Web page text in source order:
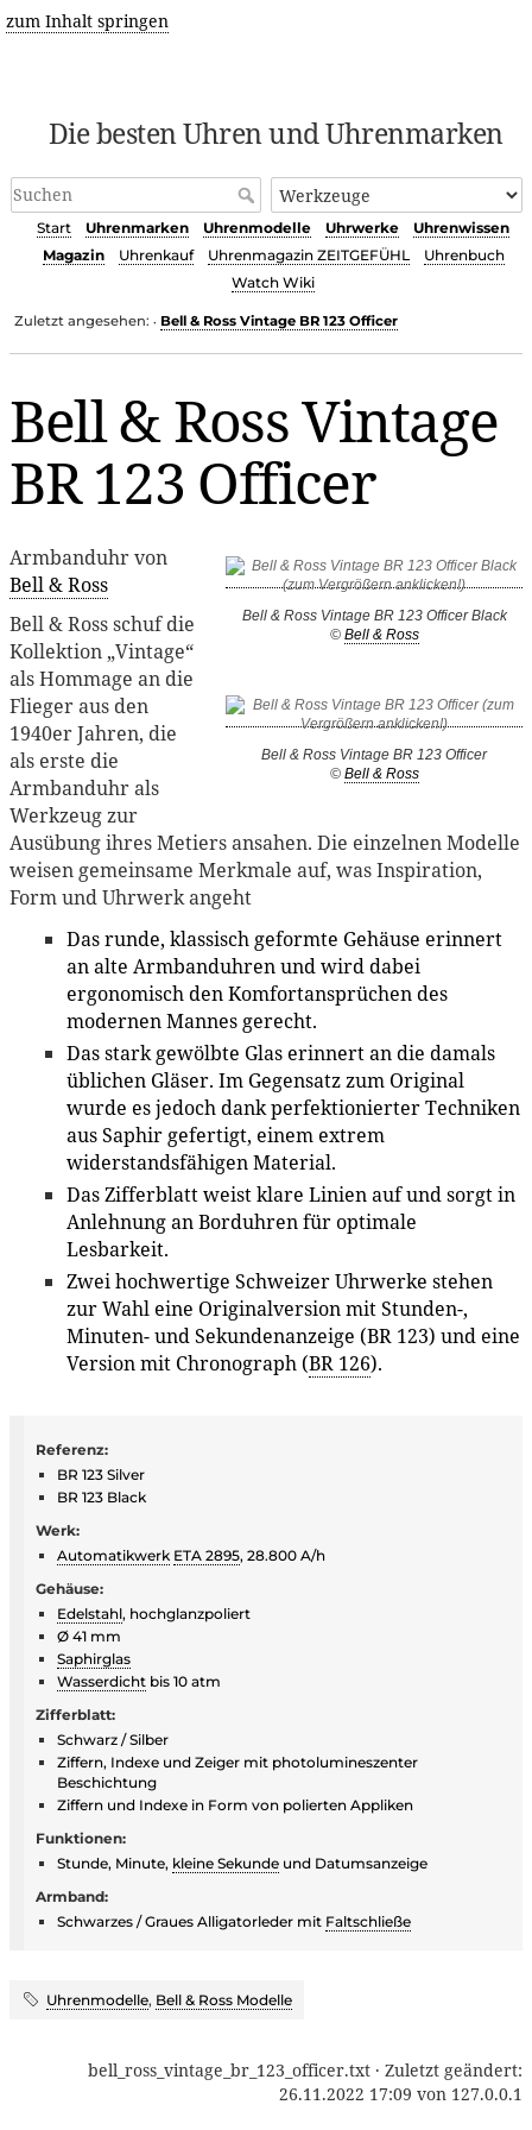
zum Inhalt springen
Die besten Uhren und Uhrenmarken
Start Uhrenmarken Uhrenmodelle Uhrwerke
Uhrenwissen
Magazin
Uhrenkauf Uhrenmagazin ZEITGEFÜHL
Uhrenbuch
Watch Wiki
Zuletzt angesehen: • Bell & Ross Vintage BR 123 Officer
Bell & Ross Vintage
BR 123 Officer
Bell & Ross Vintage BR 123 Officer Black
© Bell & Ross
Bell & Ross Vintage BR 123 Officer
© Bell & Ross
Armbanduhr von
Bell & Ross
Bell & Ross schuf die
Kollektion „Vintage“
als Hommage an die
Flieger aus den
1940er Jahren, die
als erste die
Armbanduhr als
Werkzeug zur
Ausübung ihres Metiers ansahen. Die einzelnen Modelle
weisen gemeinsame Merkmale auf, was Inspiration,
Form und Uhrwerk angeht
Das runde, klassisch geformte Gehäuse erinnert
an alte Armbanduhren und wird dabei
ergonomisch den Komfortansprüchen des
modernen Mannes gerecht.
Das stark gewölbte Glas erinnert an die damals
üblichen Gläser. Im Gegensatz zum Original
wurde es jedoch dank perfektionierter Techniken
aus Saphir gefertigt, einem extrem
widerstandsfähigen Material.
Das Zifferblatt weist klare Linien auf und sorgt in
Anlehnung an Borduhren für optimale
Lesbarkeit.
Zwei hochwertige Schweizer Uhrwerke stehen
zur Wahl eine Originalversion mit Stunden-,
Minuten- und Sekundenanzeige (BR 123) und eine
Version mit Chronograph (BR 126).
Referenz:
BR 123 Silver
BR 123 Black
Werk:
Automatikwerk ETA 2895, 28.800 A/h
Gehäuse:
Edelstahl, hochglanzpoliert
Ø 41 mm
Saphirglas
Wasserdicht bis 10 atm
Zifferblatt:
Schwarz / Silber
Ziffern, Indexe und Zeiger mit photolumineszenter
Beschichtung
Ziffern und Indexe in Form von polierten Appliken
Funktionen:
Stunde, Minute, kleine Sekunde und Datumsanzeige
Armband:
Schwarzes / Graues Alligatorleder mit Faltschließe
Uhrenmodelle, Bell & Ross Modelle
bell_ross_vintage_br_123_officer.txt · Zuletzt geändert:
26.11.2022 17:09 von 127.0.0.1